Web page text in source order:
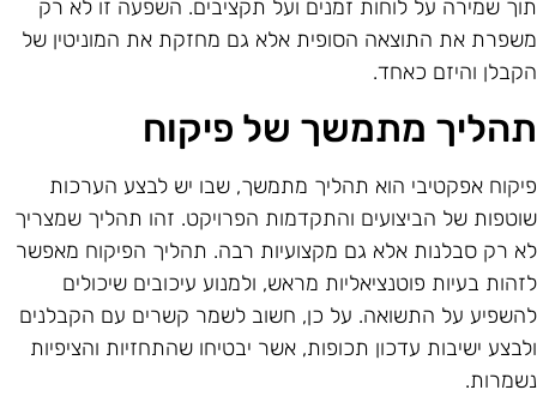
שמירה על לוחות זמנים ועל תקציבים. השפעה זו לא רק
את התוצאה הסופית אלא גם מחזקת את המוניטין של
והיזם כאחד.
מתמשך של פיקוח
אפקטיבי הוא תהליך מתמשך, שבו יש לבצע הערכות
של הביצועים והתקדמות הפרויקט. זהו תהליך שמצריך
רק סבלנות אלא גם מקצועיות רבה. תהליך הפיקוח מאפשר
בעיות פוטנציאליות מראש, ולמנוע עיכובים שיכולים
על התשואה. על כן, חשוב לשמר קשרים עם הקבלנים
ישיבות עדכון תכופות, אשר יבטיחו שהתחזיות והציפיות